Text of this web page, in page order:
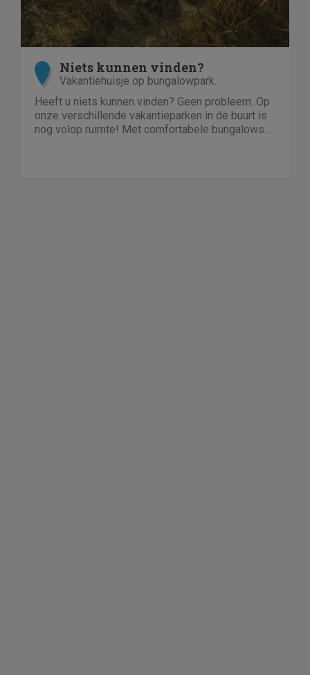
Niets kunnen vinden?
Vakantiehuisje op bungalowpark.
Heeft u niets kunnen vinden? Geen probleem. Op
onze verschillende vakantieparken in de buurt is
nog volop ruimte! Met comfortabele bungalows